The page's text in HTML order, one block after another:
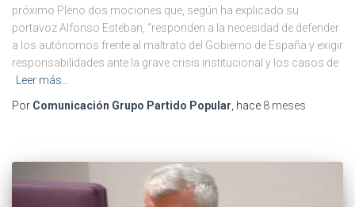
próximo Pleno dos mociones que, según ha explicado su
portavoz Alfonso Esteban, “responden a la necesidad de defender
a los autónomos frente al maltrato del Gobierno de España y exigir
responsabilidades ante la grave crisis institucional y los casos de
Leer más…
Por Comunicación Grupo Partido Popular , hace 8 meses